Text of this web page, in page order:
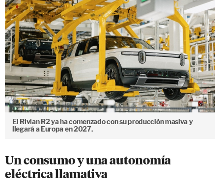
El Rivian R2 ya ha comenzado con su producción masiva y
llegará a Europa en 2027.
Un consumo y una autonomía
eléctrica llamativa